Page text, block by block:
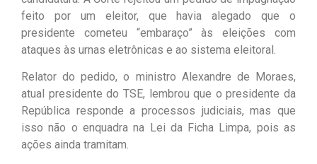
feito por um eleitor, que havia alegado que o
presidente cometeu “embaraço” às eleições com
ataques às urnas eletrônicas e ao sistema eleitoral.
Relator do pedido, o ministro Alexandre de Moraes,
atual presidente do TSE, lembrou que o presidente da
República responde a processos judiciais, mas que
isso não o enquadra na Lei da Ficha Limpa, pois as
ações ainda tramitam.